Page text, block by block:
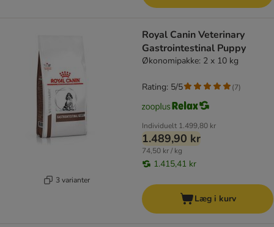
3 varianter
Royal Canin Veterinary
Gastrointestinal Puppy
Økonomipakke: 2 x 10 kg
Individuelt 1.499,80 kr
1.489,90 kr
74,50 kr / kg
1.415,41 kr
Rating: 5/5 (7)
Læg i kurv